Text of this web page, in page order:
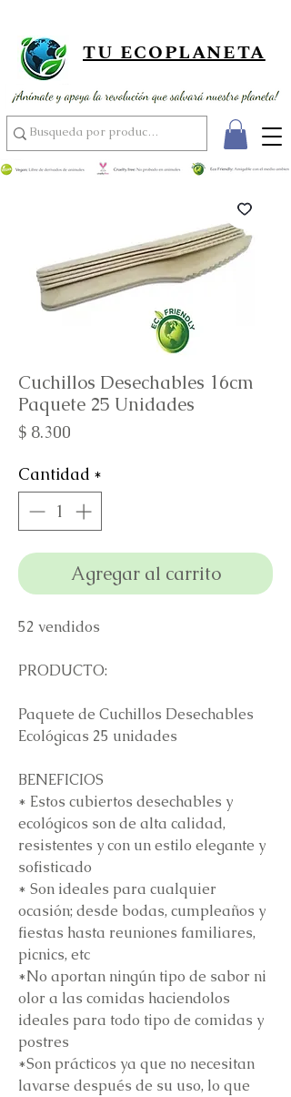
TU ECOPLANETA
Cuchillos Desechables 16cm
Paquete 25 Unidades
$ 8.300
Cantidad *
Agregar al carrito
52 vendidos
PRODUCTO:
Paquete de Cuchillos Desechables
Ecológicas 25 unidades
BENEFICIOS
* Estos cubiertos desechables y
ecológicos son de alta calidad,
resistentes y con un estilo elegante y
sofisticado
* Son ideales para cualquier
ocasión; desde bodas, cumpleaños y
fiestas hasta reuniones familiares,
picnics, etc
*No aportan ningún tipo de sabor ni
olor a las comidas haciendolos
ideales para todo tipo de comidas y
postres
*Son prácticos ya que no necesitan
lavarse después de su uso, lo que